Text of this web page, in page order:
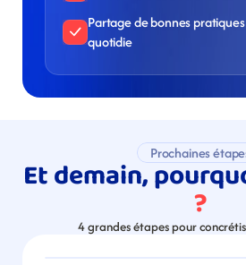
Partage de bonnes
quotidie
Prochaines
Et demain,
?
4 grandes étapes pour